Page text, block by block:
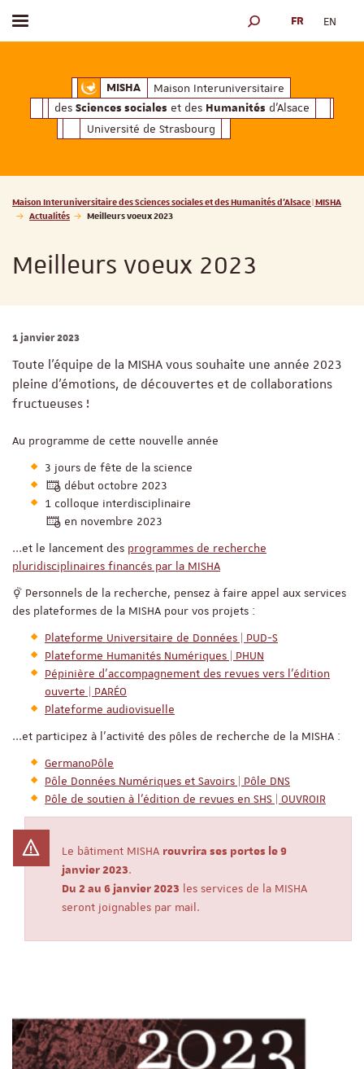
MISHAMaison Interuniversitaire des
Maison Interuniversitaire
des Sciences sociales et des Humanités d'Alsace
Université de Strasbourg
Afficher / masquer le menu MOTEUR DE
FR EN
Vous êtes ici :
Maison Interuniversitaire des Sciences sociales et des Humanités d'Alsace | MISHA
Actualités
Meilleurs voeux 2023
Meilleurs voeux 2023
1 janvier 2023
Toute l'équipe de la MISHA vous souhaite une année 2023
pleine d'émotions, de découvertes et de collaborations
fructueuses !
Au programme de cette nouvelle année
3 jours de fête de la science
début octobre 2023
1 colloque interdisciplinaire
en novembre 2023
...et le lancement des programmes de recherche
pluridisciplinaires financés par la MISHA
Personnels de la recherche, pensez à faire appel aux services
des plateformes de la MISHA pour vos projets :
Plateforme Universitaire de Données | PUD-S
Plateforme Humanités Numériques | PHUN
Pépinière d’accompagnement des revues vers l’édition
ouverte | PARÉO
Plateforme audiovisuelle
...et participez à l'activité des pôles de recherche de la MISHA :
GermanoPôle
Pôle Données Numériques et Savoirs | Pôle DNS
Pôle de soutien à l’édition de revues en SHS | OUVROIR
Le bâtiment MISHA rouvrira ses portes le 9
janvier 2023.
Du 2 au 6 janvier 2023 les services de la MISHA
seront joignables par mail.